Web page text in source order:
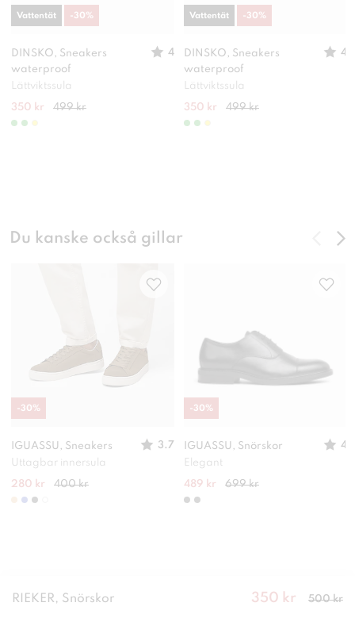
DINSKO, Sneakers
waterproof
4
Lättviktssula
350 kr 499 kr
Vattentät -30%
DINSKO, Sneakers
waterproof
4
Lättviktssula
350 kr 499 kr
Vattentät -30%
Du kanske också gillar
IGUASSU, Sneakers
3.7
Uttagbar innersula
280 kr 400 kr
-30%
IGUASSU, Snörskor
4
Elegant
489 kr 699 kr
-30%
RIEKER, Snörskor
Nuvarande
350 kr 500 kr